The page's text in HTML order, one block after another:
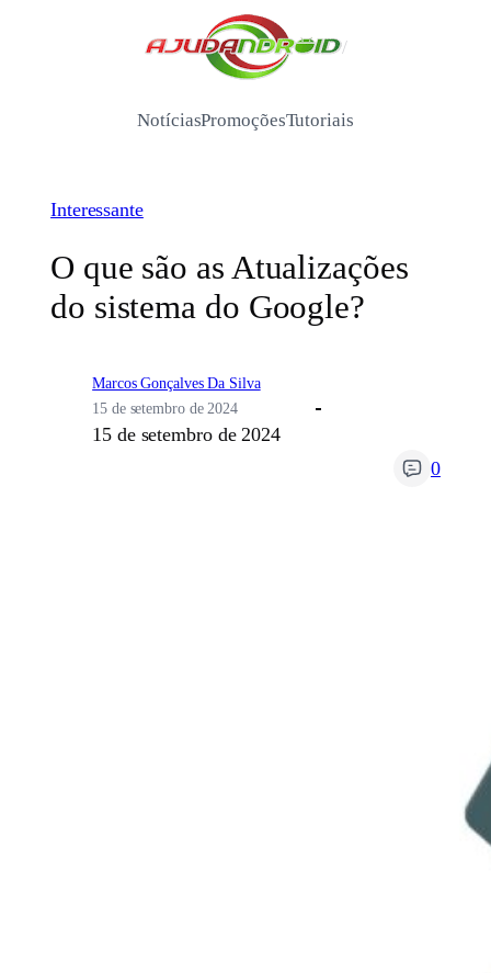
/
NotíciasPromoçõesTutoriais
Interessante
O que são as Atualizações
do sistema do Google?
Marcos Gonçalves Da Silva
15 de setembro de 2024
15 de setembro de 2024
0